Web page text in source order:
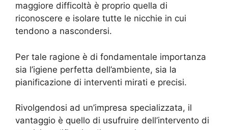
maggiore difficoltà è proprio quella di
riconoscere e isolare tutte le nicchie in cui
tendono a nascondersi.
Per tale ragione è di fondamentale importanza
sia l’igiene perfetta dell’ambiente, sia la
pianificazione di interventi mirati e precisi.
Rivolgendosi ad un’impresa specializzata, il
vantaggio è quello di usufruire dell’intervento di